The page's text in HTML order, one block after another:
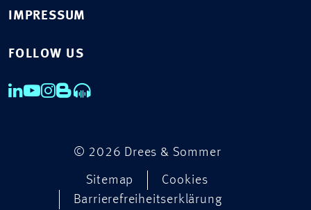
IMPRESSUM
FOLLOW US
© 2026 Drees & Sommer
Sitemap
Cookies
Barrierefreiheitserklärung